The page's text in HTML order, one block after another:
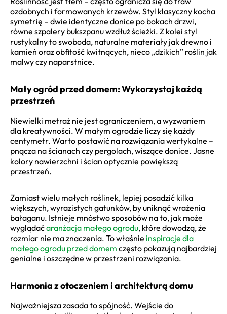
ozdobnych i formowanych krzewów. Styl klasyczny kocha
symetrię – dwie identyczne donice po bokach drzwi,
równe szpalery bukszpanu wzdłuż ścieżki. Z kolei styl
rustykalny to swoboda, naturalne materiały jak drewno i
kamień oraz obfitość kwitnących, nieco „dzikich” roślin jak
malwy czy naparstnice.
Mały ogród przed domem: Wykorzystaj każdą
przestrzeń
Niewielki metraż nie jest ograniczeniem, a wyzwaniem
dla kreatywności. W małym ogrodzie liczy się każdy
centymetr. Warto postawić na rozwiązania wertykalne –
pnącza na ścianach czy pergolach, wiszące donice. Jasne
kolory nawierzchni i ścian optycznie powiększą
przestrzeń.
Zamiast wielu małych roślinek, lepiej posadzić kilka
większych, wyrazistych gatunków, by uniknąć wrażenia
bałaganu. Istnieje mnóstwo sposobów na to, jak może
wyglądaćaranżacja małego ogrodu, które dowodzą, że
rozmiar nie ma znaczenia. To właśnie inspiracje dla
małego ogrodu przed domem często pokazują najbardziej
genialne i oszczędne w przestrzeni rozwiązania.
Harmonia z otoczeniem i architekturą domu
Najważniejsza zasada to spójność. Wejście do